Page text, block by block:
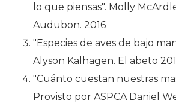
lo que piensas". Molly
Audubon. 2016
"Especies de aves de bajo
Alyson Kalhagen. El abeto
"Cuánto cuestan nuestras
Provisto por ASPCA Daniel